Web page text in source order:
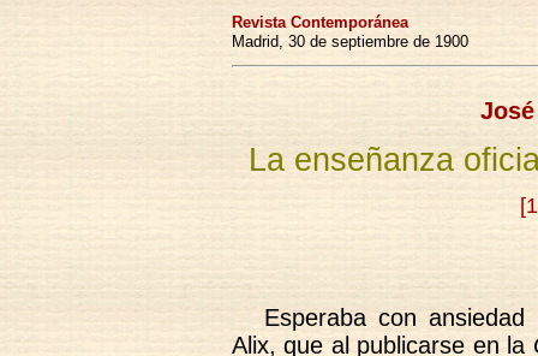
Revista Contemporánea
Madrid, 30 de septiembre de 1900
La enseñanza
Esperaba con
Alix, que al publicarse en la